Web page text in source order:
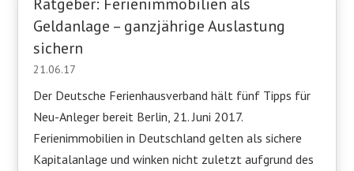
Geldanlage – ganzjährige Auslastung
sichern
21.06.17
Der Deutsche Ferienhausverband hält fünf Tipps für
Neu-Anleger bereit Berlin, 21. Juni 2017.
Ferienimmobilien in Deutschland gelten als sichere
Kapitalanlage und winken nicht zuletzt aufgrund des